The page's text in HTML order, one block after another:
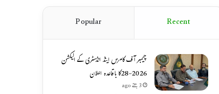
Recent
Popular
چیمبر آف کامرس اینڈ انڈسٹری کے الیکشن
2026-28کا باقاعدہ اعلان
3 ہفتے ago